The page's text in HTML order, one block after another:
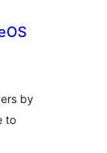
by
to